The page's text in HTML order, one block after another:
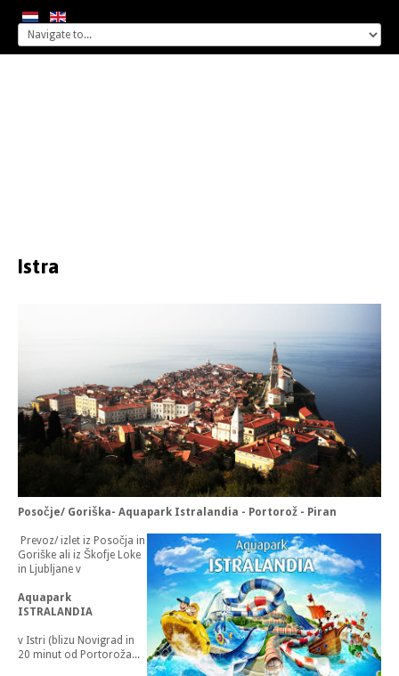
Istra
Posočje/ Goriška- Aquapark Istralandia - Portorož - Piran
Prevoz/ izlet iz Posočja in
Goriške ali iz Škofje Loke
in Ljubljane v
Aquapark
ISTRALANDIA
v Istri (blizu Novigrad in
20 minut od Portoroža...